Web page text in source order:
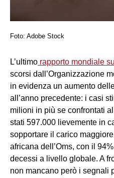
Foto: Adobe Stock
L’ultimo rapporto mondiale
scorsi dall’Organizzazione
in evidenza un aumento
all’anno precedente: i casi
milioni in più se confrontati
stati 597.000 lievemente in
sopportare il carico
africana dell’Oms, con il
decessi a livello globale. A
non mancano però i segnali